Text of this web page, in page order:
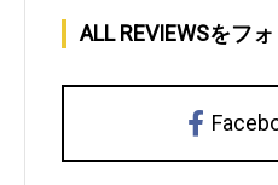
ALL REVIEWSをフ